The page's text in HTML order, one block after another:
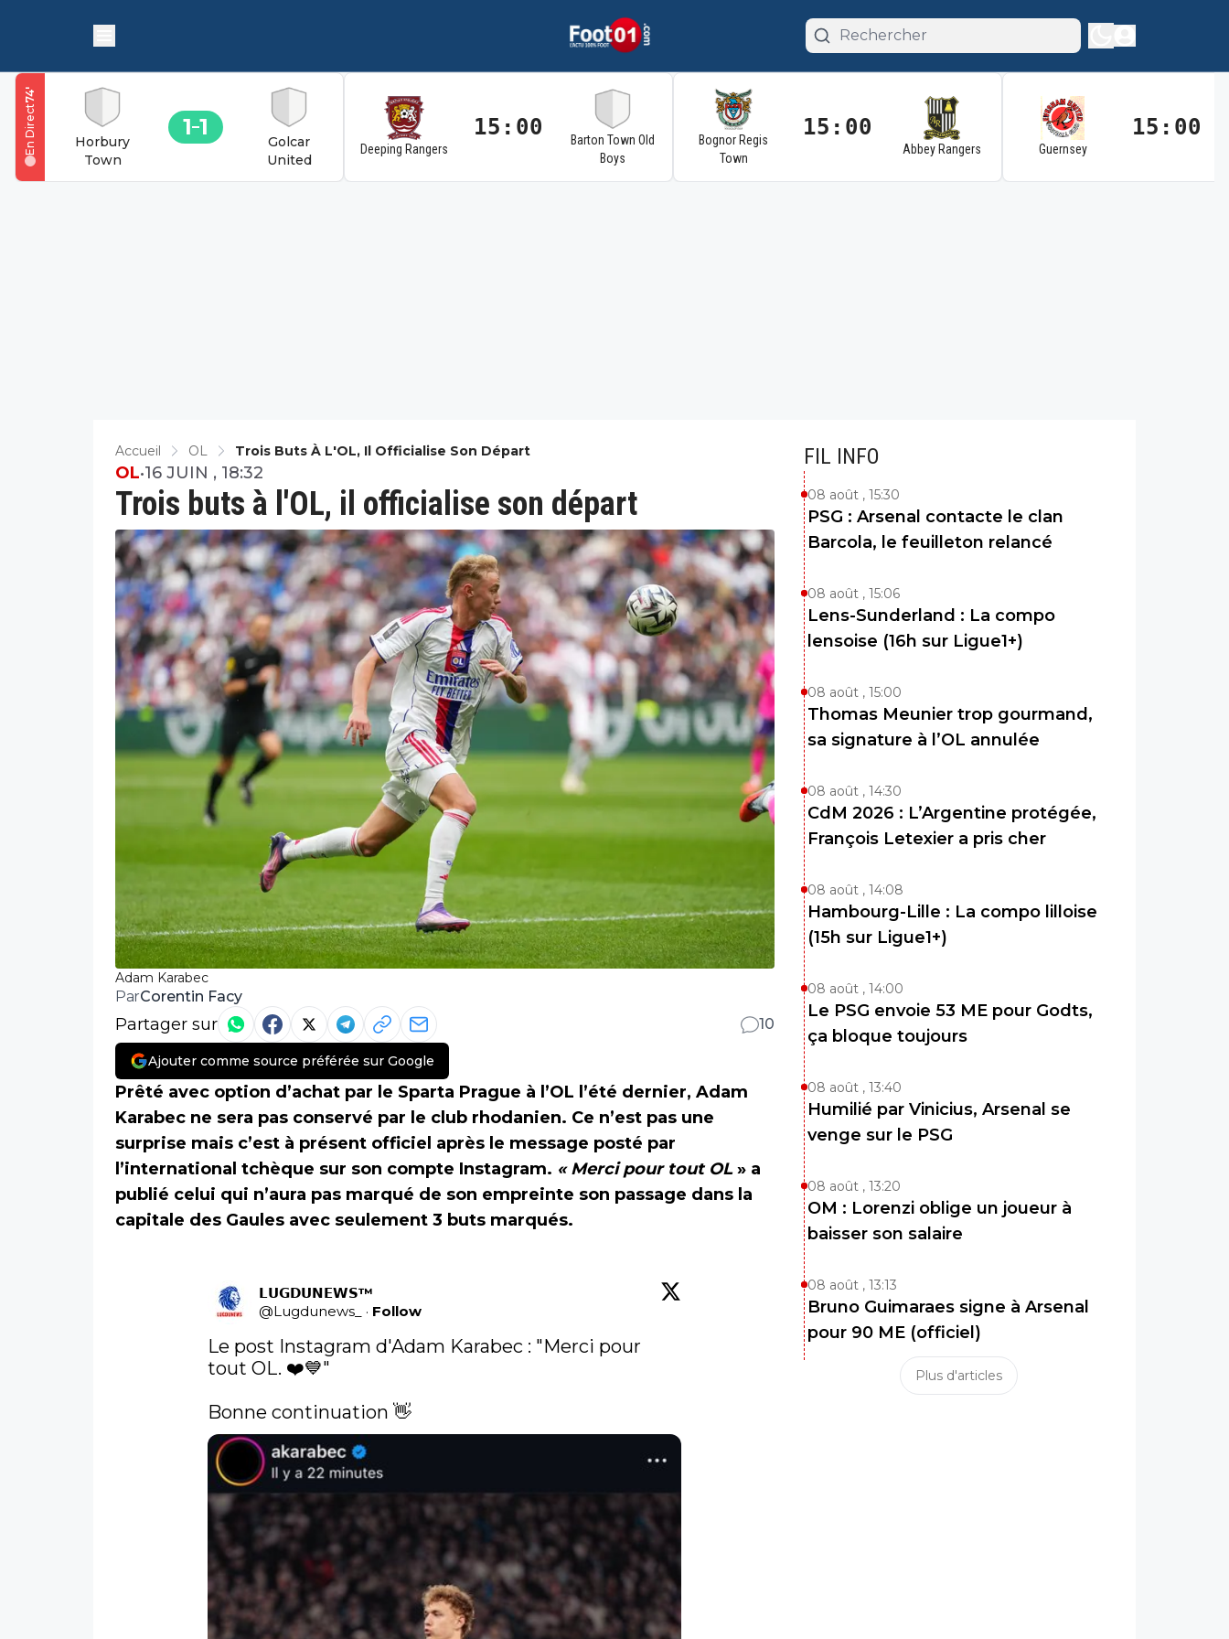
Horbury
Town
1 1
Golcar
United
74
'
En Direct Deeping Rangers
15:00
Barton Town Old
Boys
Bognor Regis
Town
15:00
Abbey Rangers Guernsey
15:00
Accueil OL Trois Buts À L'OL, Il Officialise Son Départ
Adam Karabec
Trois buts à l'OL, il officialise son départ
OL•16 JUIN , 18:32
ParCorentin Facy
Partager sur 10
Ajouter comme source préférée sur Google
Prêté avec option d’achat par le Sparta Prague à l’OL l’été dernier, Adam
Karabec ne sera pas conservé par le club rhodanien. Ce n’est pas une
surprise mais c’est à présent officiel après le message posté par
l’international tchèque sur son compte Instagram. « Merci pour tout OL» a
publié celui qui n’aura pas marqué de son empreinte son passage dans la
capitale des Gaules avec seulement 3 buts marqués.
𝗟𝗨𝗚𝗗𝗨𝗡𝗘𝗪𝗦™
@Lugdunews_ · Follow
Le post Instagram d'Adam Karabec : "Merci pour
tout OL. ❤️💙"
Bonne continuation 👋
FIL INFO
08 août , 15:30
PSG : Arsenal contacte le clan
Barcola, le feuilleton relancé
08 août , 15:06
Lens-Sunderland : La compo
lensoise (16h sur Ligue1+)
08 août , 15:00
Thomas Meunier trop gourmand,
sa signature à l’OL annulée
08 août , 14:30
CdM 2026 : L’Argentine protégée,
François Letexier a pris cher
08 août , 14:08
Hambourg-Lille : La compo lilloise
(15h sur Ligue1+)
08 août , 14:00
Le PSG envoie 53 ME pour Godts,
ça bloque toujours
08 août , 13:40
Humilié par Vinicius, Arsenal se
venge sur le PSG
08 août , 13:20
OM : Lorenzi oblige un joueur à
baisser son salaire
08 août , 13:13
Bruno Guimaraes signe à Arsenal
pour 90 ME (officiel)
Plus d'articles